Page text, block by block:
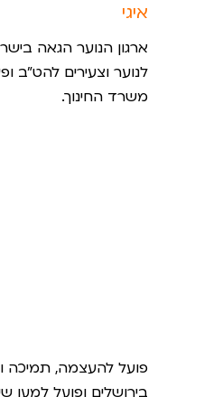
איגי
ארגון הנוער הגאה
לנוער וצעירים להט"ב
משרד החינוך.
פועל להעצמה, תמיכה
בירושלים ופועל למען